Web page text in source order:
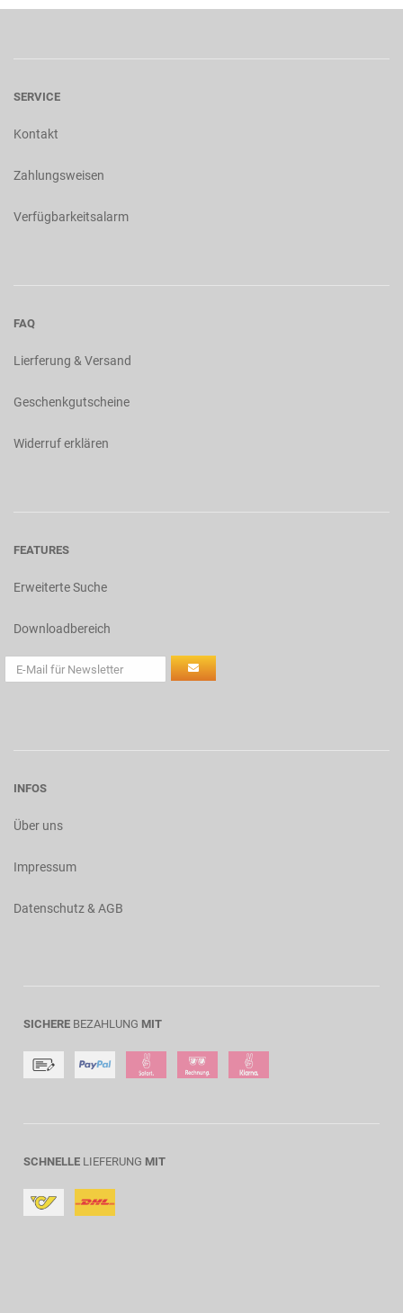
SERVICE
Kontakt
Zahlungsweisen
Verfügbarkeitsalarm
FAQ
Lierferung & Versand
Geschenkgutscheine
Widerruf erklären
FEATURES
Erweiterte Suche
Downloadbereich
INFOS
Über uns
Impressum
Datenschutz & AGB
SICHERE BEZAHLUNG MIT
SCHNELLE LIEFERUNG MIT